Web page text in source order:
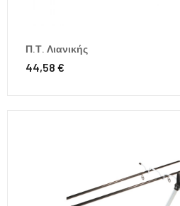
Π.Τ. Λιανικής
44,58 €